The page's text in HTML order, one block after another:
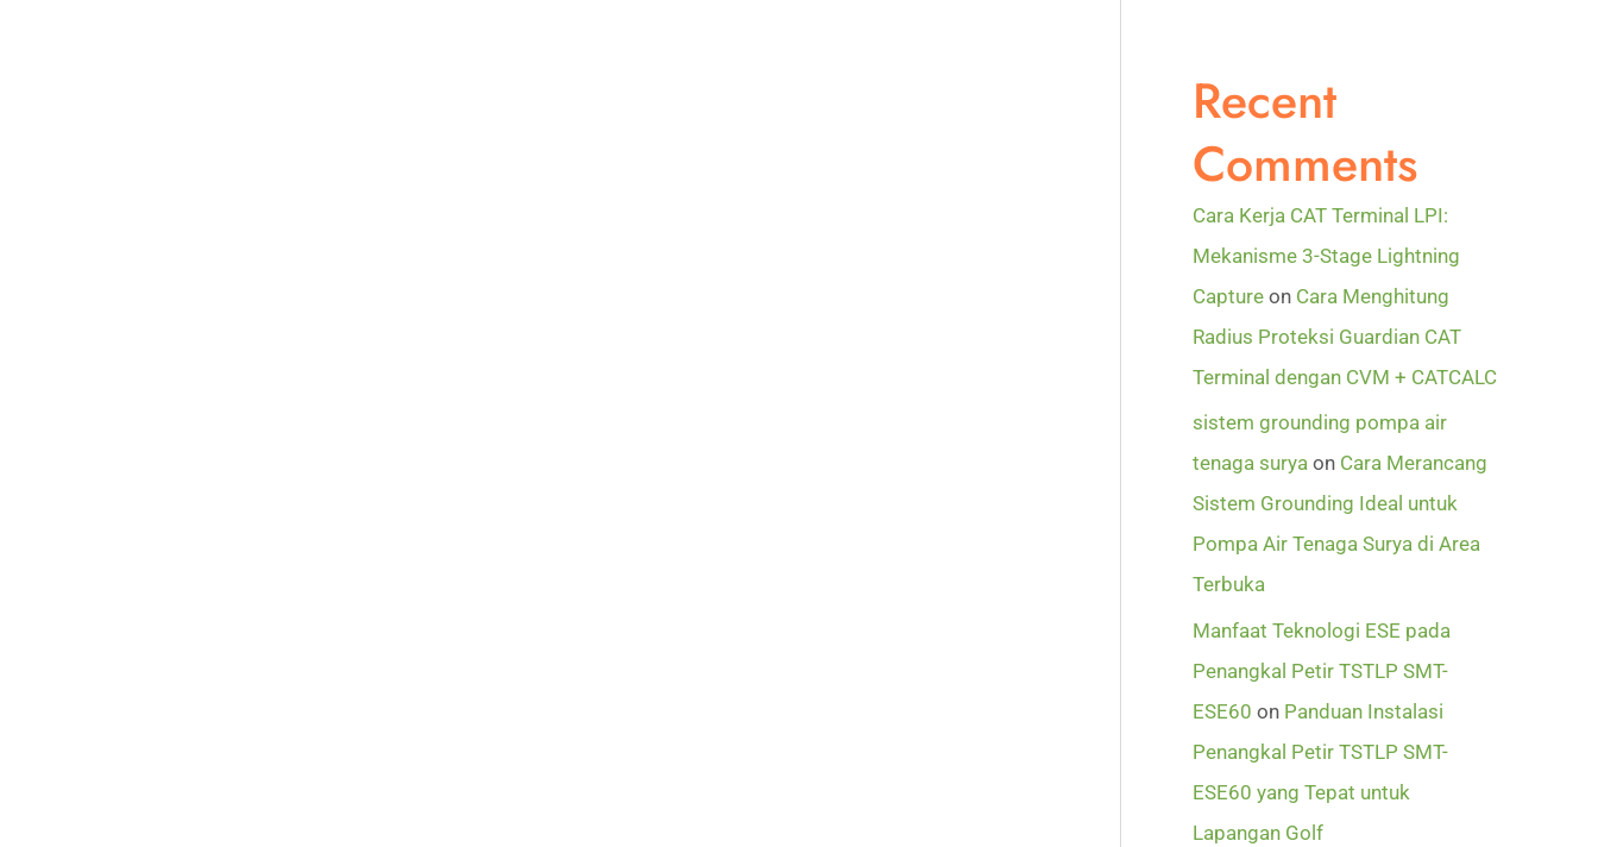
Recent
Comments
Cara Kerja CAT Terminal LPI:
Mekanisme 3-Stage Lightning
Capture on Cara Menghitung
Radius Proteksi Guardian CAT
Terminal dengan CVM + CATCALC
sistem grounding pompa air
tenaga surya on Cara Merancang
Sistem Grounding Ideal untuk
Pompa Air Tenaga Surya di Area
Terbuka
Manfaat Teknologi ESE pada
Penangkal Petir TSTLP SMT-
ESE60 on Panduan Instalasi
Penangkal Petir TSTLP SMT-
ESE60 yang Tepat untuk
Lapangan Golf